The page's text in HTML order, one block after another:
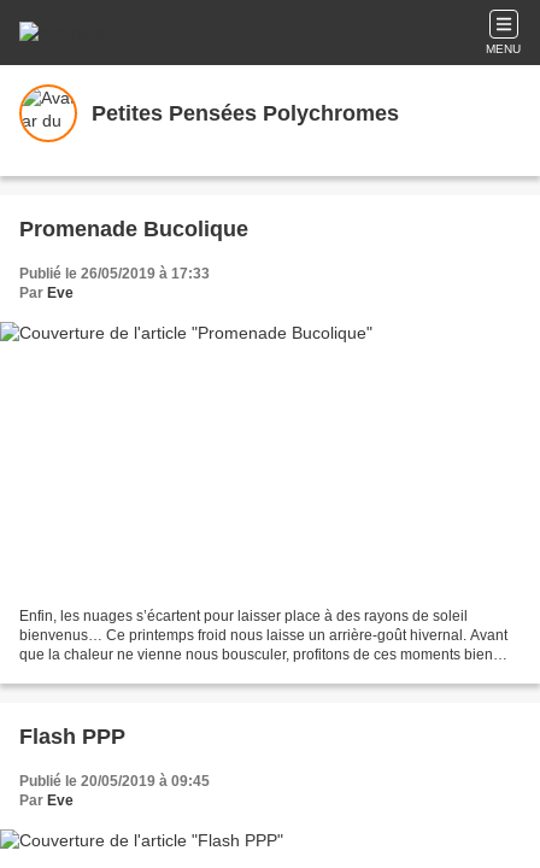
MENU
Petites Pensées Polychromes
Promenade Bucolique
Publié le 26/05/2019 à 17:33
Par Eve
Enfin, les nuages s’écartent pour laisser place à des rayons de soleil
bienvenus… Ce printemps froid nous laisse un arrière-goût hivernal. Avant
que la chaleur ne vienne nous bousculer, profitons de ces moments bien
Flash PPP
Publié le 20/05/2019 à 09:45
Par Eve